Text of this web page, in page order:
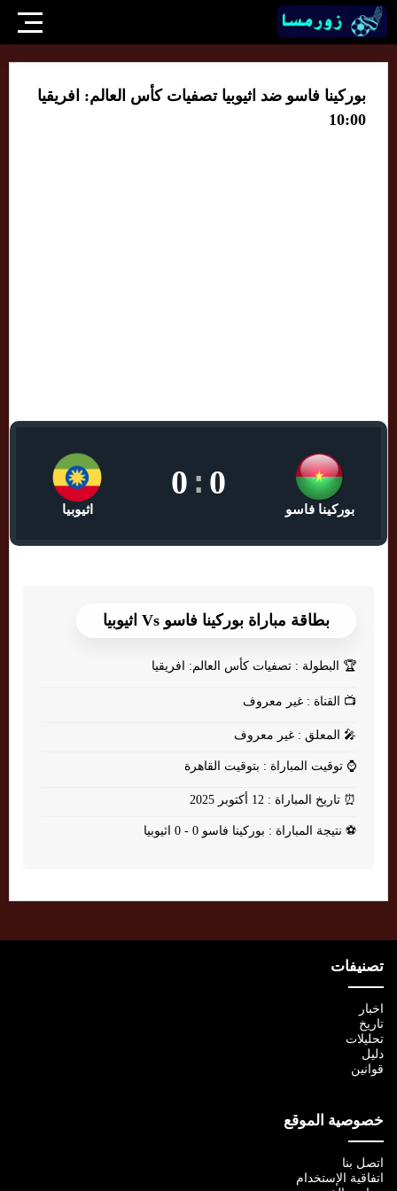
بوركينا فاسو ضد اثيوبيا تصفيات كأس العالم: افريقيا
10:00
بوركينا فاسو
0
:
0
اثيوبيا
بطاقة مباراة بوركينا فاسو Vs اثيوبيا
🏆 البطولة : تصفيات كأس العالم: افريقيا
📺 القناة : غير معروف
🎤 المعلق : غير معروف
⌚ توقيت المباراة : بتوقيت القاهرة
⏰ تاريخ المباراة : 12 أكتوبر 2025
⚽ نتيجة المباراة : بوركينا فاسو 0 - 0 اثيوبيا
تصنيفات
اخبار
تاريخ
تحليلات
دليل
قوانين
خصوصية الموقع
اتصل بنا
اتفاقية الإستخدام